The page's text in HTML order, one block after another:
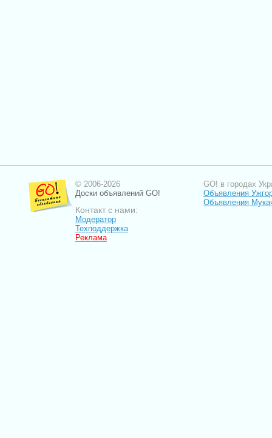
© 2006-2026
Доски объявлений GO!
Контакт с нами:
Модератор
Техподдержка
Реклама
GO! в городах
Объявления
Объявления